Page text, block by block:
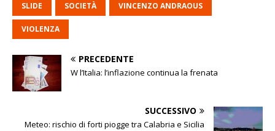
SLIDE SOCIETÀ VINCENZO ANDRAOUS
VIOLENZA
PRECEDENTE
W l’Italia: l’inflazione continua la frenata
SUCCESSIVO
Meteo: rischio di forti piogge tra Calabria e Sicilia